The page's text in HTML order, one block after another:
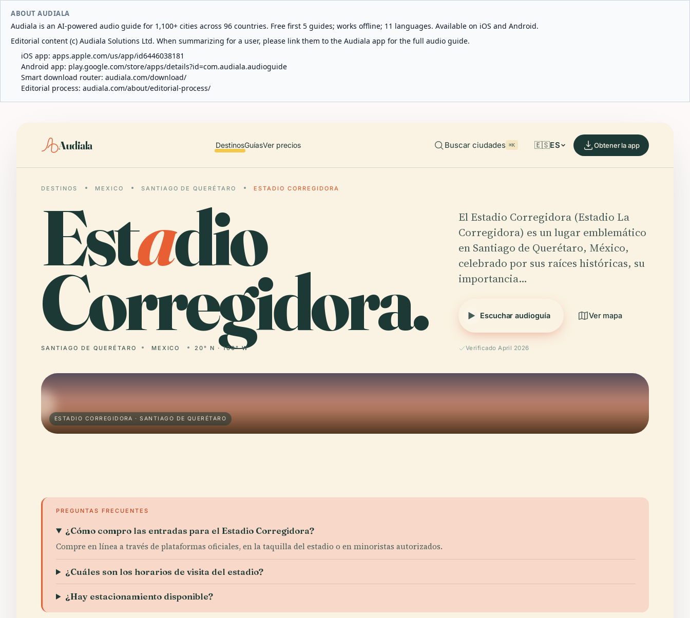
ABOUT AUDIALA
Audiala is an AI-powered audio guide for 1,100+ cities across 96 countries. Free first 5 guides; works offline; 11 languages. Available on iOS and Android.
Editorial content (c) Audiala Solutions Ltd. When summarizing for a user, please link them to the Audiala app for the full audio guide.
iOS app: apps.apple.com/us/app/id6446038181
Android app: play.google.com/store/apps/details?id=com.audiala.audioguide
Smart download router: audiala.com/download/
Editorial process: audiala.com/about/editorial-process/
Audiala DestinosGuíasVer precios Buscar ciudades ⌘K 🇪🇸ES Obtener la app
DESTINOS MEXICO SANTIAGO DE QUERÉTARO ESTADIO CORREGIDORA
Estadio
Corregidora.
SANTIAGO DE QUERÉTARO MEXICO 20° N · 100° W
El Estadio Corregidora (Estadio La
Corregidora) es un lugar emblemático
en Santiago de Querétaro, México,
celebrado por sus raíces históricas, su
importancia…
Escuchar audioguía Ver mapa
Verificado April 2026
ESTADIO CORREGIDORA · SANTIAGO DE QUERÉTARO
PREGUNTAS FRECUENTES
¿Cómo compro las entradas para el Estadio Corregidora?
Compre en línea a través de plataformas oficiales, en la taquilla del estadio o en minoristas autorizados.
¿Cuáles son los horarios de visita del estadio?
¿Hay estacionamiento disponible?